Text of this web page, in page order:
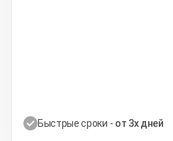
Быстрые сроки - от 3х дней